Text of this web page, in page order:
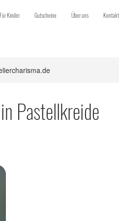
Für Kinder Gutscheine Über uns Kontakt
Pastellkreide